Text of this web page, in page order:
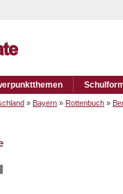
» Bayern » Rottenbuch »